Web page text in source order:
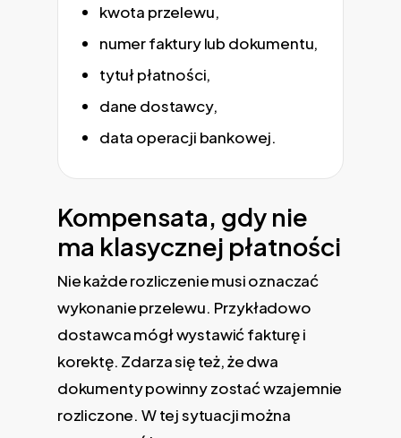
kwota przelewu,
numer faktury lub dokumentu,
tytuł płatności,
dane dostawcy,
data operacji bankowej.
Kompensata, gdy nie
ma klasycznej płatności
Nie każde rozliczenie musi oznaczać
wykonanie przelewu. Przykładowo
dostawca mógł wystawić fakturę i
korektę. Zdarza się też, że dwa
dokumenty powinny zostać wzajemnie
rozliczone. W tej sytuacji można